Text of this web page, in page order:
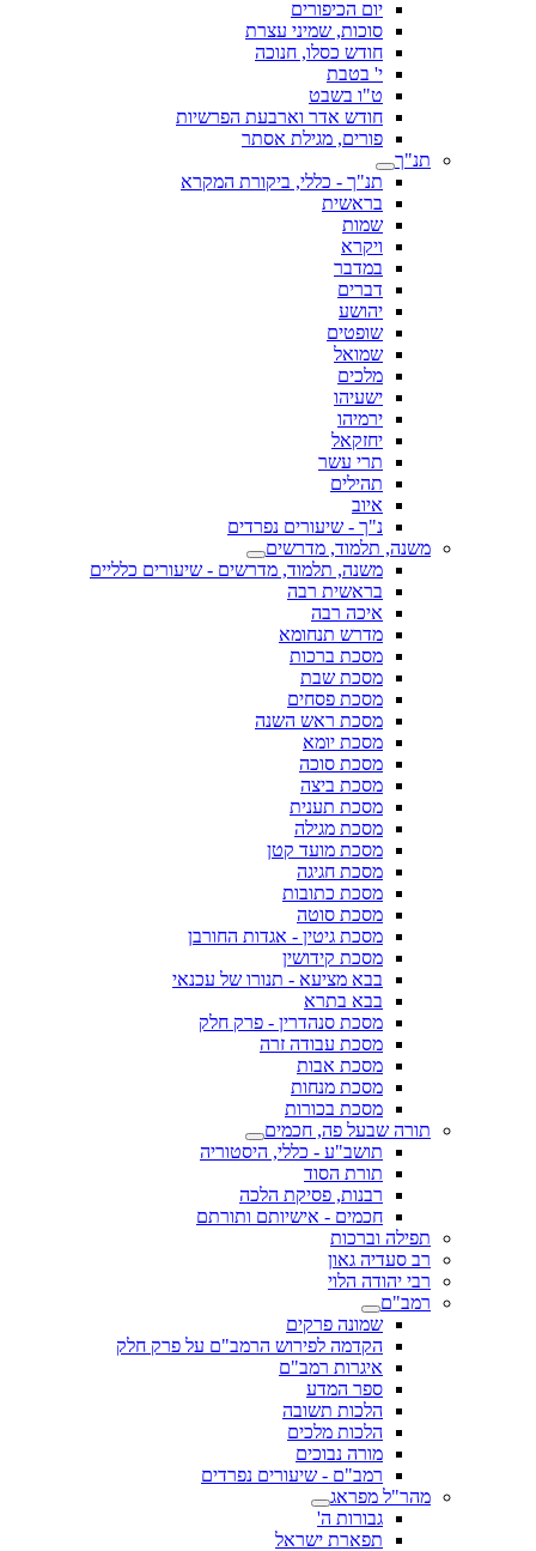
יום הכיפורים
סוכות, שמיני עצרת
חודש כסלו, חנוכה
י' בטבת
ט"ו בשבט
חודש אדר וארבעת הפרשיות
פורים, מגילת אסתר
תנ"ך
תנ"ך - כללי, ביקורת המקרא
בראשית
שמות
ויקרא
במדבר
דברים
יהושע
שופטים
שמואל
מלכים
ישעיהו
ירמיהו
יחזקאל
תרי עשר
תהילים
איוב
נ"ך - שיעורים נפרדים
משנה, תלמוד, מדרשים
משנה, תלמוד, מדרשים - שיעורים כלליים
בראשית רבה
איכה רבה
מדרש תנחומא
מסכת ברכות
מסכת שבת
מסכת פסחים
מסכת ראש השנה
מסכת יומא
מסכת סוכה
מסכת ביצה
מסכת תענית
מסכת מגילה
מסכת מועד קטן
מסכת חגיגה
מסכת כתובות
מסכת סוטה
מסכת גיטין - אגדות החורבן
מסכת קידושין
בבא מציעא - תנורו של עכנאי
בבא בתרא
מסכת סנהדרין - פרק חלק
מסכת עבודה זרה
מסכת אבות
מסכת מנחות
מסכת בכורות
תורה שבעל פה, חכמים
תושב"ע - כללי, היסטוריה
תורת הסוד
רבנות, פסיקת הלכה
חכמים - אישיותם ותורתם
תפילה וברכות
רב סעדיה גאון
רבי יהודה הלוי
רמב"ם
שמונה פרקים
הקדמה לפירוש הרמב"ם על פרק חלק
איגרות רמב"ם
ספר המדע
הלכות תשובה
הלכות מלכים
מורה נבוכים
רמב"ם - שיעורים נפרדים
מהר"ל מפראג
גבורות ה'
תפארת ישראל